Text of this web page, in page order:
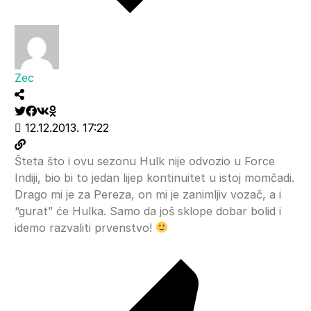
Zec
12.12.2013. 17:22
Šteta što i ovu sezonu Hulk nije odvozio u Force
Indiji, bio bi to jedan lijep kontinuitet u istoj momčadi.
Drago mi je za Pereza, on mi je zanimljiv vozač, a i
“gurat” će Hulka. Samo da još sklope dobar bolid i
idemo razvaliti prvenstvo!